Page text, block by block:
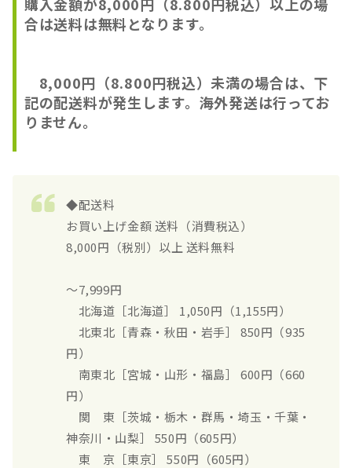
合は送料は無料となります。
8,000円（8.800円税込）未満の場合は、下
記の配送料が発生します。海外発送は行ってお
りません。
◆配送料
お買い上げ金額 送料（消費税込）
8,000円（税別）以上 送料無料
～7,999円
北海道［北海道］ 1,050円（1,155円）
北東北［青森・秋田・岩手］ 850円（935
円）
南東北［宮城・山形・福島］ 600円（660
円）
関 東［茨城・栃木・群馬・埼玉・千葉・
神奈川・山梨］ 550円（605円）
東 京［東京］ 550円（605円）